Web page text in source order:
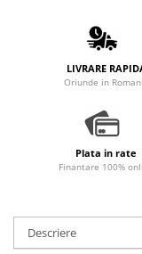
LIVRARE
Oriunde in
Plata in rate
Finantare 100%
Descriere